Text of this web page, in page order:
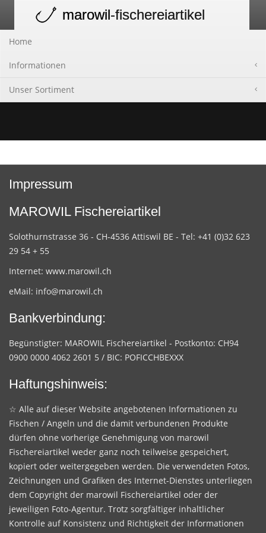
navigation
marowil-fischereiartikel
Home
Informationen
Unser Sortiment
Impressum
MAROWIL Fischereiartikel
Solothurnstrasse 36 - CH-4536 Attiswil BE - Tel: +41 (0)32 623
29 54 + 55
Internet: www.marowil.ch
eMail: info@marowil.ch
Bankverbindung:
Begünstigter: MAROWIL Fischereiartikel - Postkonto: CH94
0900 0000 4062 2601 5 / BIC: POFICCHBEXXX
Haftungshinweis:
☆ Alle auf dieser Website angebotenen Informationen zu
Fischen / Angeln und die damit verbundenen Produkte
dürfen ohne vorherige Genehmigung von marowil
Fischereiartikel weder ganz noch teilweise gespeichert,
kopiert oder weitergegeben werden. Die verwendeten Fotos,
Zeichnungen und Grafiken des Internet-Dienstes unterliegen
dem Copyright der marowil Fischereiartikel oder der
jeweiligen Foto-Agentur. Trotz sorgfältiger inhaltlicher
Kontrolle auf Konsistenz und Richtigkeit der Informationen